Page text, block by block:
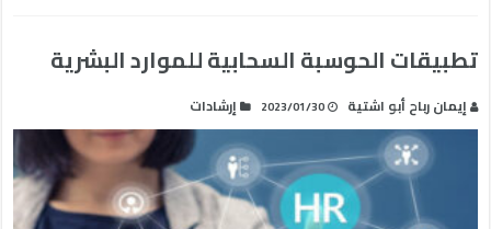
تطبيقات الحوسبة السحابية للموارد البشرية
إيمان رباح أبو اشتية 2023/01/30 إرشادات